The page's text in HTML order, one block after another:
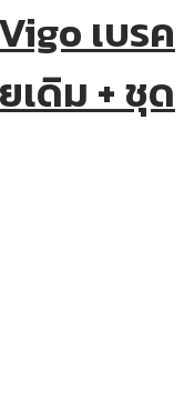
เบรค
เดิม + ชุด